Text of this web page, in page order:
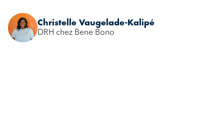
Christelle Vaugelade-Kalipé
DRH chez Bene Bono